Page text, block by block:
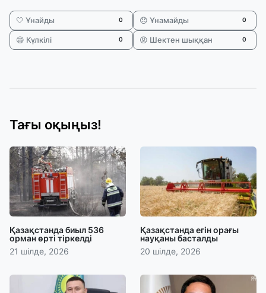
🤍 Ұнайды 0 😞 Ұнамайды 0
😄 Күлкілі 0 😡 Шектен шыққан 0
Тағы оқыңыз!
Қазақстанда биыл 536
орман өрті тіркелді
21 шілде, 2026
Қазақстанда егін орағы
науқаны басталды
20 шілде, 2026